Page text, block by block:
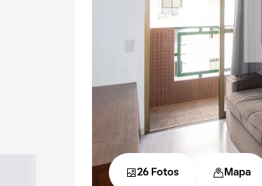
26 Fotos Mapa